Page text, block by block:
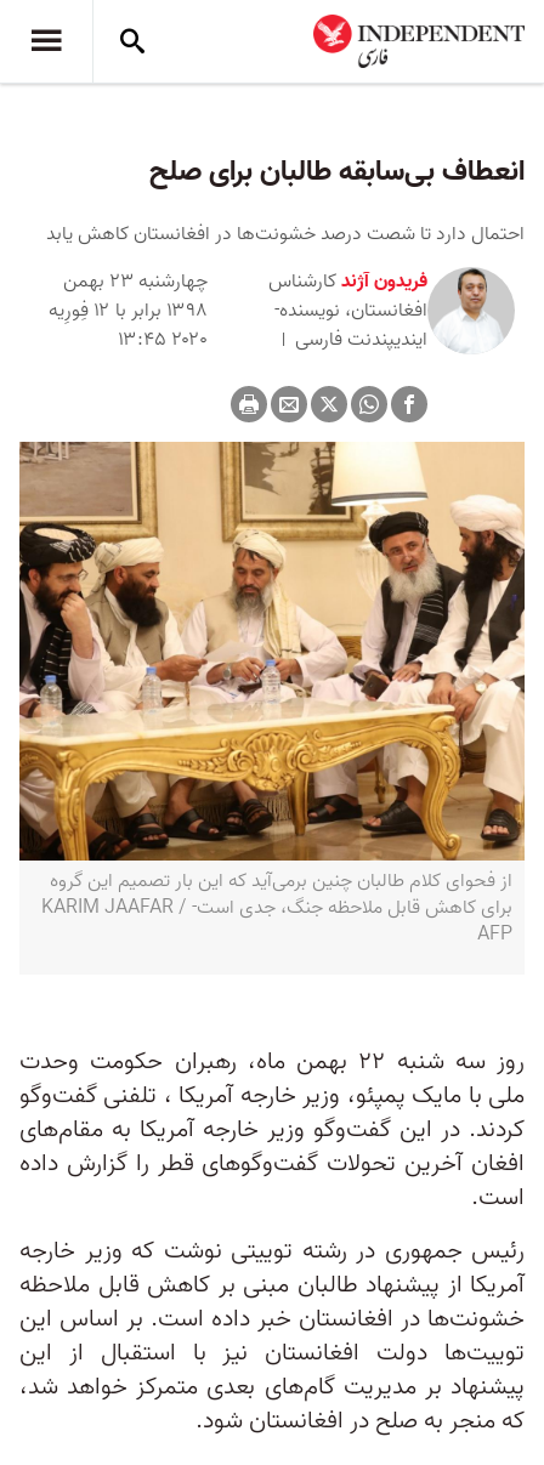
انعطاف بی‌سابقه طالبان برای صلح
احتمال دارد تا شصت درصد خشونت‌ها در افغانستان کاهش یابد
فریدون آژندکارشناس
افغانستان، نویسنده-
ایندیپندنت فارسی
چهارشنبه ۲۳ بهمن
۱۳۹۸ برابر با ۱۲ فِورِیه
۲۰۲۰ ۱۳:۴۵
از فحوای کلام طالبان چنین برمی‌آید که این بار تصمیم این گروه
برای کاهش قابل ملاحظه جنگ، جدی است- KARIM JAAFAR /
AFP
روز سه شنبه ۲۲ بهمن ماه، رهبران حکومت وحدت
ملی با مایک پمپئو، وزیر خارجه آمریکا ، تلفنی گفت‌وگو
کردند. در این گفت‌وگو‌ وزیر خارجه آمریکا به مقام‌های
افغان آخرین تحولات گفت‌وگو‌های قطر را گزارش داده
است.
رئیس جمهوری در رشته توییتی نوشت که وزیر خارجه
آمریکا از پیشنهاد طالبان مبنی بر کاهش قابل ملاحظه
خشونت‌ها در افغانستان خبر داده است. بر اساس این
توییت‌ها دولت افغانستان نیز با استقبال از این
پیشنهاد بر مدیریت گام‌های بعدی متمرکز خواهد شد،
که منجر به صلح در افغانستان شود.